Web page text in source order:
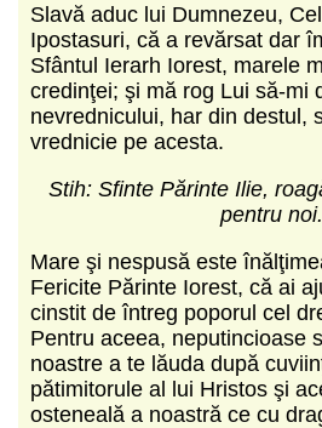
Slavă aduc lui Dumnezeu,
Ipostasuri, că a revărsat dar
Sfântul Ierarh Iorest, marele
credinţei; şi mă rog Lui să-mi
nevrednicului, har din destul,
vrednicie pe acesta.
Stih: Sfinte Părinte Ilie,
pentru noi.
Mare şi nespusă este
Fericite Părinte Iorest, că ai
cinstit de întreg poporul cel
Pentru aceea, neputincioase
noastre a te lăuda după
pătimitorule al lui Hristos şi
osteneală a noastră ce cu